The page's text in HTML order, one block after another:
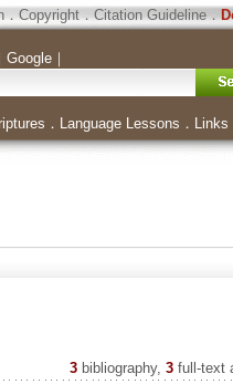
．Copyright．Citation Guideline．
Google｜
． Language Lessons ． Links
3 bibliography, 3full-text